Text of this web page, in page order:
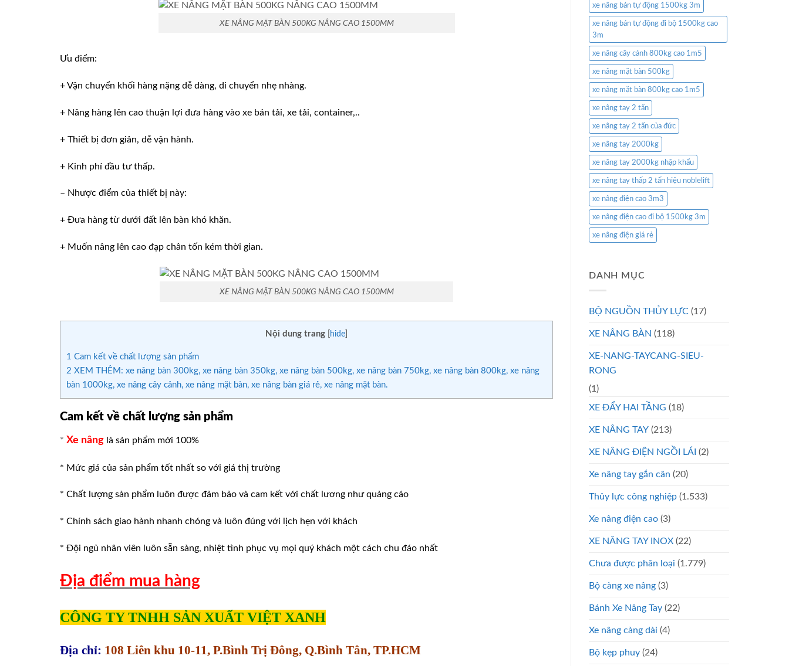
XE NÂNG MẶT BÀN 500KG NÂNG CAO 1500MM
Ưu điểm:
+ Vận chuyển khối hàng nặng dễ dàng, di chuyển nhẹ nhàng.
+ Nâng hàng lên cao thuận lợi đưa hàng vào xe bán tải, xe tải, container,..
+ Thiết bị đơn giản, dễ vận hành.
+ Kinh phí đầu tư thấp.
– Nhược điểm của thiết bị này:
+ Đưa hàng từ dưới đất lên bàn khó khăn.
+ Muốn nâng lên cao đạp chân tốn kém thời gian.
XE NÂNG MẶT BÀN 500KG NÂNG CAO 1500MM
Nội dung trang hide
1 Cam kết về chất lượng sản phẩm
2 XEM THÊM: xe nâng bàn 300kg, xe nâng bàn 350kg, xe nâng bàn 500kg, xe nâng bàn 750kg, xe nâng bàn 800kg, xe nâng
bàn 1000kg, xe nâng cây cảnh, xe nâng mặt bàn, xe nâng bàn giá rẻ, xe nâng mặt bàn.
Cam kết về chất lượng sản phẩm
* Xe nâng là sản phẩm mới 100%
* Mức giá của sản phẩm tốt nhất so với giá thị trường
* Chất lượng sản phẩm luôn được đảm bảo và cam kết với chất lương như quảng cáo
* Chính sách giao hành nhanh chóng và luôn đúng với lịch hẹn với khách
* Đội ngủ nhân viên luôn sẵn sàng, nhiệt tình phục vụ mọi quý khách một cách chu đáo nhất
Địa điểm mua hàng
CÔNG TY TNHH SẢN XUẤT VIỆT XANH
Địa chỉ: 108 Liên khu 10-11, P.Bình Trị Đông, Q.Bình Tân, TP.HCM
xe nâng bán tự động 1500kg 3m
xe nâng bán tự động đi bộ 1500kg cao
3m
xe nâng cây cảnh 800kg cao 1m5
xe nâng mặt bàn 500kg
xe nâng mặt bàn 800kg cao 1m5
xe nâng tay 2 tấn
xe nâng tay 2 tấn của đức
xe nâng tay 2000kg
xe nâng tay 2000kg nhập khẩu
xe nâng tay thấp 2 tấn hiệu noblelift
xe nâng điện cao 3m3
xe nâng điện cao đi bộ 1500kg 3m
xe nâng điện giá rẻ
DANH MỤC
BỘ NGUỒN THỦY LỰC (17)
XE NÂNG BÀN (118)
XE-NANG-TAYCANG-SIEU-
RONG
(1)
XE ĐẨY HAI TẦNG (18)
XE NÂNG TAY (213)
XE NÂNG ĐIỆN NGỒI LÁI (2)
Xe nâng tay gắn cân (20)
Thủy lực công nghiệp (1.533)
Xe nâng điện cao (3)
XE NÂNG TAY INOX (22)
Chưa được phân loại (1.779)
Bộ càng xe nâng (3)
Bánh Xe Nâng Tay (22)
Xe nâng càng dài (4)
Bộ kẹp phuy (24)